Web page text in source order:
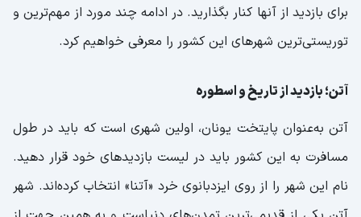
برای بازدید از آنها کنار بگذارید. در ادامه چند مورد از مهم‌ترین و
توریستی‌ترین شهرهای این کشور را معرفی خواهیم کرد.
آتن؛ بازدید از تاریخ و اسطوره
آتن به‌عنوان پایتخت یونان، اولین شهری است که باید در طول
مسافرت به این کشور باید در لیست بازدیدهای خود قرار دهید.
نام این شهر را از روی ایزدبانوی خرد «آتنا» انتخاب کرده‌اند. شهر